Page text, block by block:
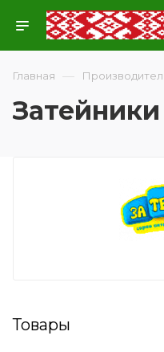
Главная —
Затейники
Товары